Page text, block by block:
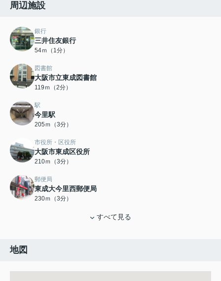
周辺施設
銀行
三井住友銀行
54ｍ（1分）
図書館
大阪市立東成図書館
119ｍ（2分）
駅
今里駅
205ｍ（3分）
市役所・区役所
大阪市東成区役所
210ｍ（3分）
郵便局
東成大今里西郵便局
230ｍ（3分）
すべて見る
地図